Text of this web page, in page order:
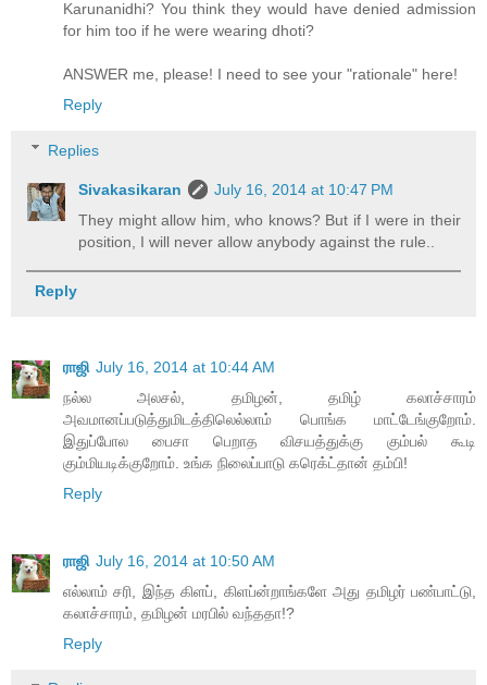
Karunanidhi? You think they would have denied admission
for him too if he were wearing dhoti?
ANSWER me, please! I need to see your "rationale" here!
Reply
Replies
Sivakasikaran
July 16, 2014 at 10:47 PM
They might allow him, who knows? But if I were in their
position, I will never allow anybody against the rule..
Reply
ராஜி July 16, 2014 at 10:44 AM
நல்ல அலசல், தமிழன், தமிழ் கலாச்சாரம்
அவமானப்படுத்துமிடத்திலெல்லாம் பொங்க மாட்டேங்குறோம்.
இதுப்போல பைசா பெறாத விசயத்துக்கு கும்பல் கூடி
கும்மியடிக்குறோம். உங்க நிலைப்பாடு கரெக்ட்தான் தம்பி!
Reply
ராஜி July 16, 2014 at 10:50 AM
எல்லாம் சரி, இந்த கிளப், கிளப்ன்றாங்களே அது தமிழர் பண்பாட்டு,
கலாச்சாரம், தமிழன் மரபில் வந்ததா!?
Reply